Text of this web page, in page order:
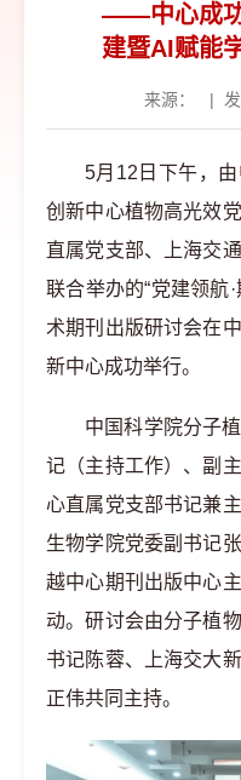
——中心成
建暨AI赋能
来源： |
5月12日下午，
创新中心植物高光效
直属党支部、上海交
联合举办的“党建领航
术期刊出版研讨会在
新中心成功举行。
中国科学院分子
记（主持工作）、副
心直属党支部书记兼
生物学院党委副书记
越中心期刊出版中心
动。研讨会由分子植
书记陈蓉、上海交大
正伟共同主持。